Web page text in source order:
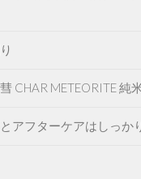
CHAR METEORITE 純
アフターケアはしっか